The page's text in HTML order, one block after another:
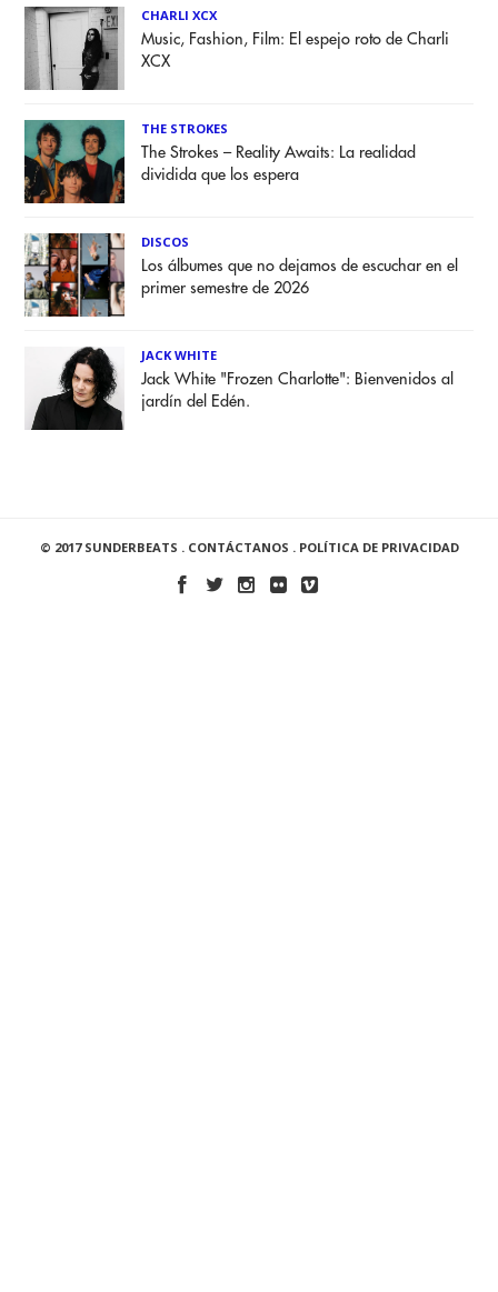
CHARLI XCX
Music, Fashion, Film: El espejo roto de Charli
XCX
THE STROKES
The Strokes – Reality Awaits: La realidad
dividida que los espera
DISCOS
Los álbumes que no dejamos de escuchar en el
primer semestre de 2026
JACK WHITE
Jack White "Frozen Charlotte": Bienvenidos al
jardín del Edén.
© 2017 SUNDERBEATS . CONTÁCTANOS . POLÍTICA DE PRIVACIDAD